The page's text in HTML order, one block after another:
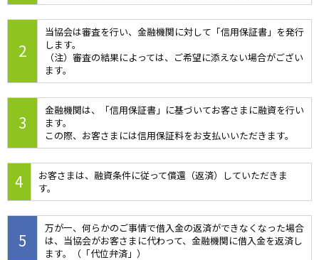
2
当協会は審査を行い、金融機関に対して「信用保証書」を発行
します。
（注）審査の結果によっては、ご希望に添えない場合がござい
ます。
3
金融機関は、「信用保証書」に基づいてお客さまに融資を行い
ます。
この際、お客さまには信用保証料をお支払いいただきます。
4
お客さまは、融資条件に従って償還（返済）していただきま
す。
5
万が一、何らかのご事情で借入金の返済ができなくなった場合
は、当協会がお客さまに代わって、金融機関に借入金を返済し
ます。（「代位弁済」）